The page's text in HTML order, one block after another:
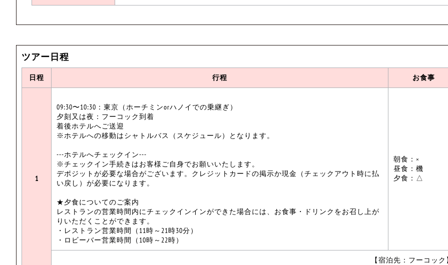
ツアー日程
日程 行程 お食事
1
09:30〜10:30：東京（ホーチミンorハノイでの乗継ぎ）
夕刻又は夜：フーコック到着
着後ホテルへご送迎
※ホテルへの移動はシャトルバス（スケジュール）となります。
---ホテルへチェックイン---
※チェックイン手続きはお客様ご自身でお願いいたします。
デポジットが必要な場合がございます。クレジットカードの掲示か現金（チェックアウト時に払
い戻し）が必要になります。
★夕食についてのご案内
レストランの営業時間内にチェックインインができた場合には、お食事・ドリンクをお召し上が
りいただくことができます。
・レストラン営業時間（11時～21時30分）
・ロビーバー営業時間（10時～22時）
朝食：×
昼食：機
夕食：△
【宿泊先：フーコック